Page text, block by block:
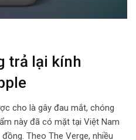
trả lại kính
cho là gây đau mắt, chóng
này đã có mặt tại Việt Nam
Theo The Verge, nhiều